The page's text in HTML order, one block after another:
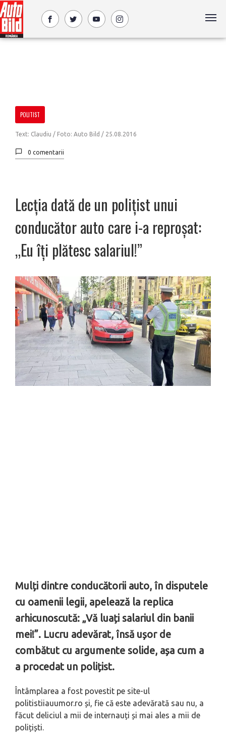
POLITIST
Text: Claudiu / Foto: Auto Bild / 25.08.2016
0 comentarii
Lecția dată de un polițist unui
conducător auto care i-a reproșat:
„Eu îți plătesc salariul!”
Mulți dintre conducătorii auto, în disputele
cu oamenii legii, apelează la replica
arhicunoscută: „Vă luați salariul din banii
mei!”. Lucru adevărat, însă ușor de
combătut cu argumente solide, așa cum a
a procedat un polițist.
Întâmplarea a fost povestit pe site-ul
politistiiauumor.ro și, fie că este adevărată sau nu, a
făcut deliciul a mii de internauți și mai ales a mii de
polițiști.